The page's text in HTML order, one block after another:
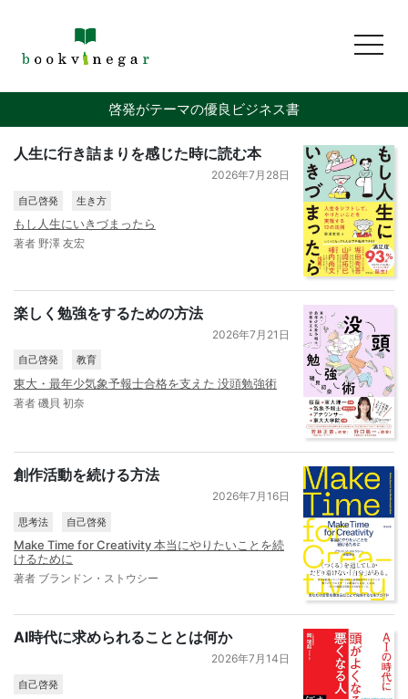
啓発がテーマの優良ビジネス書
人生に行き詰まりを感じた時に読む本
2026年7月28日
自己啓発 生き方
もし人生にいきづまったら
著者 野澤 友宏
楽しく勉強をするための方法
2026年7月21日
自己啓発 教育
東大・最年少気象予報士合格を支えた 没頭勉強術
著者 磯貝 初奈
創作活動を続ける方法
2026年7月16日
思考法 自己啓発
Make Time for Creativity 本当にやりたいことを続
けるために
著者 ブランドン・ストウシー
AI時代に求められることとは何か
2026年7月14日
自己啓発